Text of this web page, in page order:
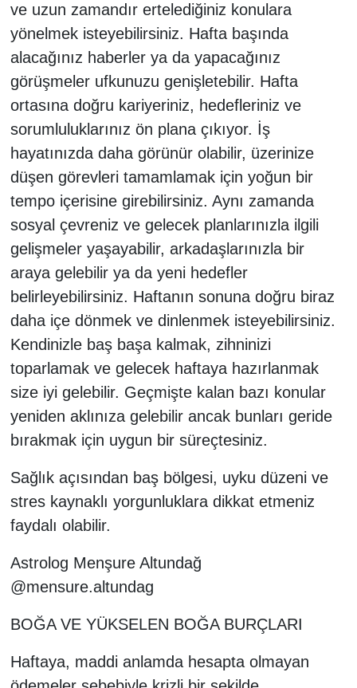
ve uzun zamandır ertelediğiniz konulara
yönelmek isteyebilirsiniz. Hafta başında
alacağınız haberler ya da yapacağınız
görüşmeler ufkunuzu genişletebilir. Hafta
ortasına doğru kariyeriniz, hedefleriniz ve
sorumluluklarınız ön plana çıkıyor. İş
hayatınızda daha görünür olabilir, üzerinize
düşen görevleri tamamlamak için yoğun bir
tempo içerisine girebilirsiniz. Aynı zamanda
sosyal çevreniz ve gelecek planlarınızla ilgili
gelişmeler yaşayabilir, arkadaşlarınızla bir
araya gelebilir ya da yeni hedefler
belirleyebilirsiniz. Haftanın sonuna doğru biraz
daha içe dönmek ve dinlenmek isteyebilirsiniz.
Kendinizle baş başa kalmak, zihninizi
toparlamak ve gelecek haftaya hazırlanmak
size iyi gelebilir. Geçmişte kalan bazı konular
yeniden aklınıza gelebilir ancak bunları geride
bırakmak için uygun bir süreçtesiniz.
Sağlık açısından baş bölgesi, uyku düzeni ve
stres kaynaklı yorgunluklara dikkat etmeniz
faydalı olabilir.
Astrolog Menşure Altundağ
@mensure.altundag
BOĞA VE YÜKSELEN BOĞA BURÇLARI
Haftaya, maddi anlamda hesapta olmayan